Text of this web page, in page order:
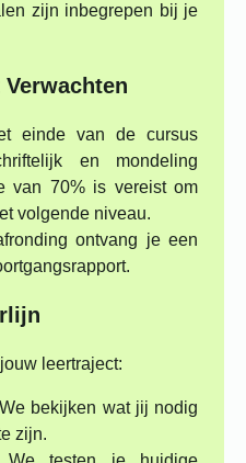
zijn inbegrepen bij je
einde van de cursus
en mondeling
van 70% is vereist om
volgende niveau.
ontvang je een
leertraject:
We bekijken wat jij nodig
zijn.